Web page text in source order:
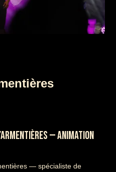
— ANIMATION
— spécialiste de